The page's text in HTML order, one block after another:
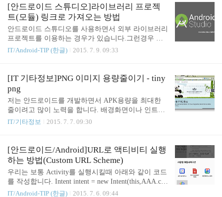
정되게 구현하..
nable to start activity ComponentInfo{kr.co.selphone.persistentsearch/kr.c
o.selphone.persistentsearch.RevealActivity}: jav..
[안드로이드 스튜디오]라이브러리 프로젝
트(모듈) 링크로 가져오는 방법
안드로이드 스튜디오를 사용하면서 외부 라이브러리
프로젝트를 이용하는 경우가 있습니다.그런경우 간
단한 방법은 [File]-[New]-[Import Module] 을 이용해
됩니다.'Selphone_API' 라는 라이브러리 프로젝트를
'가', '나', '다' 라는 프로젝트에서 참조해서 사용하는
경우 위의 방법대로 수행하면 각각 '가', '나', '다' 의
폴더 아래에 Selphone_API라는 폴더가 생성되고 프
로젝트로 관리될 것입니다. 이것은 우리가 원하는 상
황이 아닙니다.기존 이클립스에서 사용하던 방식처
한..
IT/Android-TIP (한글) 2015. 7. 9. 09:33
[IT 기타정보]PNG 이미지 용량줄이기 - tiny
png
저는 안드로이드를 개발하면서 APK용량을 최대한
줄이려고 많이 노력을 합니다. 배경화면이나 인트로
화면같은 이미지들은 100kb가 넘어가는 경우가 종종
마음에 듭니다. tiny한 png파일이라니.. tinypng 사용
방법 사용방법이라고 하기가 민망할정도로 상당히
직관적이고 간단합니다. 네모 박스에 줄이고자 하는
png파일을 넣으면 자동으로 용량을 줄여줍니다. 예
시로 넣은 이미지 파일이 428.3KB에서 96.5KB로 무
려 77%나 용량이 줄어드는것을 확인했습니다. 사이
IT/기타정보 2015. 7. 7. 09:30
[안드로이드/Android]URL로 액티비티 실행
하는 방법(Custom URL Scheme)
우리는 보통 Activity를 실행시킬때 아래와 같이 코드
를 작성합니다. Intent intent = new Intent(this,AAA.cla
ss); startActivity(intent); 만약 URL을 실행하고싶은 경
IT/Android-TIP (한글) 2015. 7. 6. 09:44